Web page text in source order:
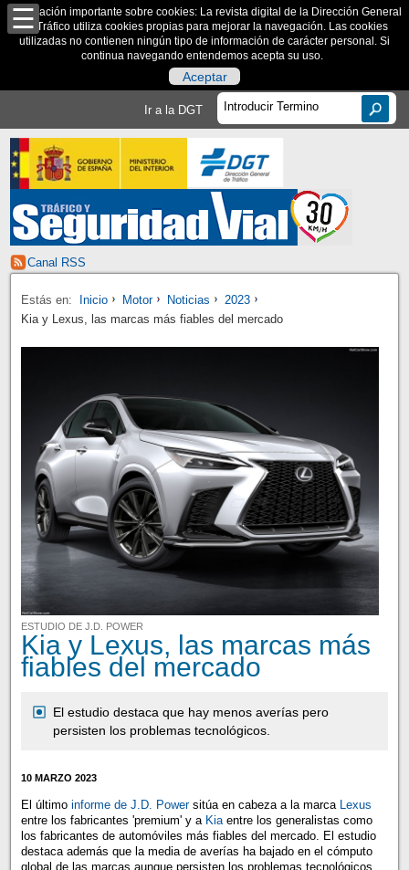
Información importante sobre cookies: La revista digital de la Dirección General
de Tráfico utiliza cookies propias para mejorar la navegación. Las cookies
utilizadas no contienen ningún tipo de información de carácter personal. Si
continua navegando entendemos acepta su uso.
Aceptar
Ir a la DGT
Canal RSS
Estás en: Inicio Motor Noticias
2023
Kia y Lexus, las marcas más fiables del mercado
ESTUDIO DE J.D. POWER
Kia y Lexus, las marcas más
fiables del mercado
El estudio destaca que hay menos averías pero
persisten los problemas tecnológicos.
10 MARZO 2023
El último informe de J.D. Powersitúa en cabeza a la marca Lexus
entre los fabricantes 'premium' y a Kiaentre los generalistas como
los fabricantes de automóviles más fiables del mercado. El estudio
destaca además que la media de averías ha bajado en el cómputo
global de las marcas aunque persisten los problemas tecnológicos.